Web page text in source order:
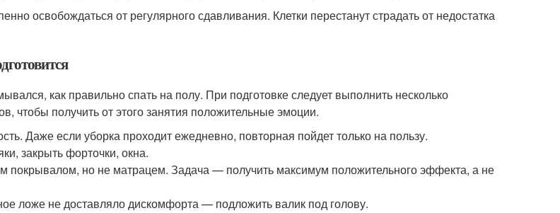
освобождаться от регулярного сдавливания. Клетки перестанут страдать от недостатка
как правильно спать на полу. При подготовке следует выполнить несколько
чтобы получить от этого занятия положительные эмоции.
Даже если уборка проходит ежедневно, повторная пойдет только на пользу.
закрыть форточки, окна.
покрывалом, но не матрацем. Задача — получить максимум положительного эффекта, а не
ложе не доставляло дискомфорта — подложить валик под голову.